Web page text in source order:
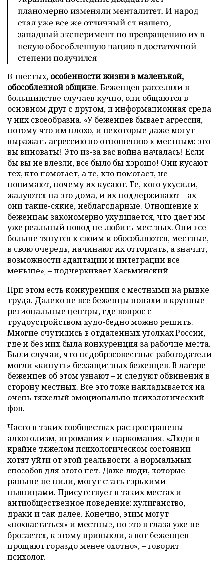
планомерно изменяли менталитет. И народ
стал уже все же отличный от нашего,
западный эксперимент по превращению их в
некую обособленную нацию в достаточной
степени получился
В-шестых, особенности жизни в маленькой,
обособленной общине. Беженцев расселяли в
большинстве случаев кучно, они общаются в
основном друг с другом, и информационная среда
у них своеобразна. «У беженцев бывает агрессия,
потому что им плохо, и некоторые даже могут
выражать агрессию по отношению к местным: это
вы виноваты! Это из-за вас война началась! Если
бы вы не влезли, все было бы хорошо! Они кусают
тех, кто помогает, а те, кто помогает, не
понимают, почему их кусают. Те, кого укусили,
жалуются на это дома, и их поддерживают – ах,
они такие-сякие, неблагодарные. Отношение к
беженцам закономерно ухудшается, что дает им
уже реальный повод не любить местных. Они все
больше тянутся к своим и обособляются, местные,
в свою очередь, начинают их отторгать, а значит,
возможности адаптации и интеграции все
меньше», – подчеркивает Хасьминский.
При этом есть конкуренция с местными на рынке
труда. Далеко не все беженцы попали в крупные
региональные центры, где вопрос с
трудоустройством худо-бедно можно решить.
Многие очутились в отдаленных уголках России,
где и без них была конкуренция за рабочие места.
Были случаи, что недобросовестные работодатели
могли «кинуть» беззащитных беженцев. В лагере
беженцев об этом узнают – и следуют обвинения в
сторону местных. Все это тоже накладывается на
очень тяжелый эмоционально-психологический
фон.
Часто в таких сообществах распространены
алкоголизм, игромания и наркомания. «Люди в
крайне тяжелом психологическом состоянии
хотят уйти от этой реальности, а нормальных
способов для этого нет. Даже люди, которые
раньше не пили, могут стать горькими
пьяницами. Присутствует в таких местах и
антиобщественное поведение: хулиганство,
драки и так далее. Конечно, этим могут
«похвастаться» и местные, но это в глаза уже не
бросается, к этому привыкли, а вот беженцев
прощают гораздо менее охотно», – говорит
психолог.